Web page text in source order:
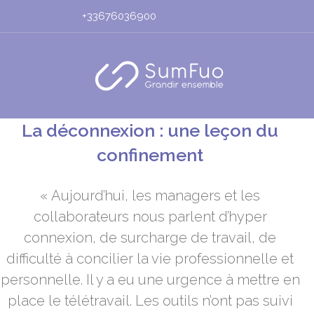
+33676036900
La déconnexion : une leçon du
confinement
« Aujourd’hui, les managers et les
collaborateurs nous parlent d’hyper
connexion, de surcharge de travail, de
difficulté à concilier la vie professionnelle et
personnelle. Il y a eu une urgence à mettre en
place le télétravail. Les outils n’ont pas suivi